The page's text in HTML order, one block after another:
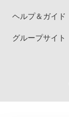
ヘルプ＆ガイド
グループサイト